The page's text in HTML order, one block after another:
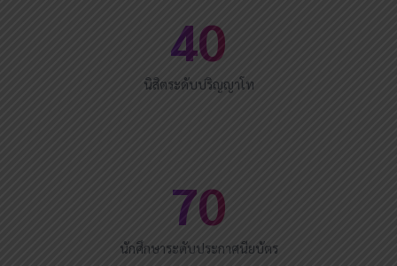
40
นิสิตระดับปริญญาโท
70
นักศึกษาระดับประกาศนียบัตร